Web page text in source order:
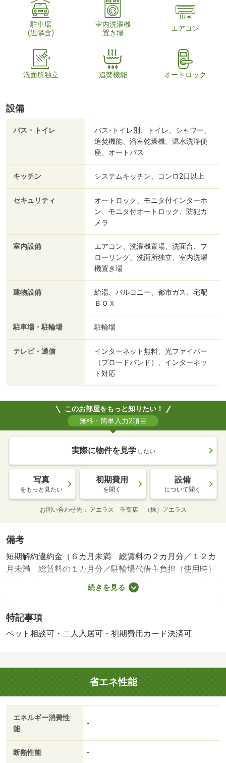
駐車場
(近隣含)
室内洗濯機
置き場
エアコン
洗面所独立 追焚機能 オートロック
設備
バス・トイレ
バス･トイレ別、トイレ、シャワー、
追焚機能、浴室乾燥機、温水洗浄便
座、オートバス
キッチン システムキッチン、コンロ2口以上
セキュリティ
オートロック、モニタ付インターホ
ン、モニタ付オートロック、防犯カ
メラ
室内設備
エアコン、洗濯機置場、洗面台、フ
ローリング、洗面所独立、室内洗濯
機置き場
建物設備
給湯、バルコニー、都市ガス、宅配
ＢＯＸ
駐車場・駐輪場 駐輪場
テレビ・通信
インターネット無料、光ファイバー
（ブロードバンド）、インターネッ
ト対応
このお部屋をもっと知りたい！
無料・簡単入力2項目
実際に物件を見学 したい
写真
をもっと見たい
初期費用
を聞く
設備
について聞く
お問い合わせ先 アエラス 千葉店 （株）アエラス
備考
短期解約違約金（６カ月未満 総賃料の２カ月分／１２カ
月未満 総賃料の１カ月分／駐輪場代借主負担（使用時）
／室内清掃費用 ５５０００円（退去時）／ペット飼育
時、敷金増額２カ月、エアコン分解洗浄費用、壁紙全面貼
担（退去時）・賃貸保証等：加入要（初回月額賃料管理費
合計の７０％、更新１００００円、年、口座自動振替費用
割払い可（クレジットカード決済も可）／お客様のご希望
に合わせた方法（店頭、オンライン等）で物件をご提案い
たします・駐輪場：有（無料）/24時間サポート 16500円
続きを見る
特記事項
ペット相談可・二人入居可・初期費用カード決済可
省エネ性能
エネルギー消費性
能
-
断熱性能 -